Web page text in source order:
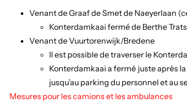
Venant de Graaf de Smet de Naeyerlaan
Konterdamkaai fermé de Berthe
Venant de Vuurtorenwijk/Bredene
Il est possible de traverser le
Konterdamkaai a fermé juste après
jusqu’au parking du personnel et au
Mesures pour les camions et les ambulances